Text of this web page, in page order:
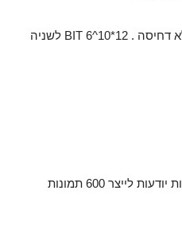
12MBPS האם אפשר להעביר ללא דחיסה . 12*10^6 BIT לשניה
פרמים לשניה : 100, טלויזיות טובות יודעות לייצר 600 תמונות